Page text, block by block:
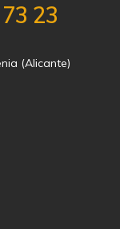
23
(Alicante)